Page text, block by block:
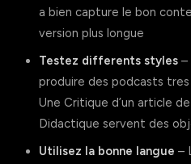
a bien capture le bon
version plus longue
Testez differents styles –
produire des podcasts
Une Critique d’un article
Didactique servent des
Utilisez la bonne langue –